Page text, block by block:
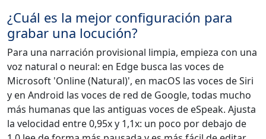
¿Cuál es la mejor configuración para
grabar una locución?
Para una narración provisional limpia, empieza con una
voz natural o neural: en Edge busca las voces de
Microsoft 'Online (Natural)', en macOS las voces de Siri
y en Android las voces de red de Google, todas mucho
más humanas que las antiguas voces de eSpeak. Ajusta
la velocidad entre 0,95x y 1,1x: un poco por debajo de